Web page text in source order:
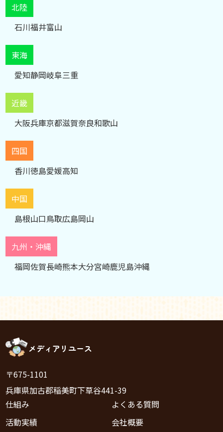
北陸
石川福井富山
東海
愛知静岡岐阜三重
近畿
大阪兵庫京都滋賀奈良和歌山
四国
香川徳島愛媛高知
中国
島根山口鳥取広島岡山
九州・沖縄
福岡佐賀長崎熊本大分宮崎鹿児島沖縄
メディアリユース
〒675-1101
兵庫県加古郡稲美町下草谷441-39
仕組み
活動実績
よくある質問
会社概要